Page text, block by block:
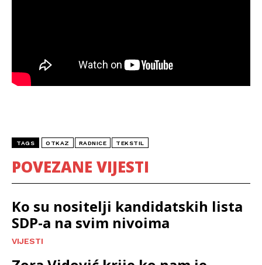
TAGS OTKAZ RADNICE TEKSTIL
POVEZANE VIJESTI
Ko su nositelji kandidatskih lista
SDP-a na svim nivoima
VIJESTI